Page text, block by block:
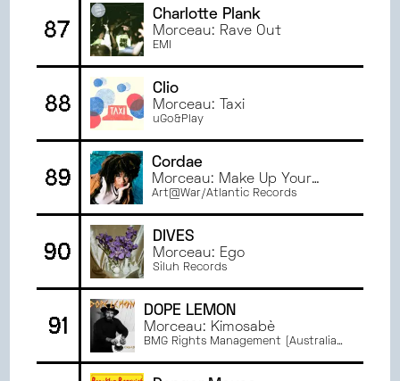
87
Charlotte Plank
Morceau: Rave Out
EMI
88
Clio
Morceau: Taxi
uGo&Play
89
Cordae
Morceau: Make Up Your
Mind
Art@War/Atlantic Records
90
DIVES
Morceau: Ego
Siluh Records
91
DOPE LEMON
Morceau: Kimosabè
BMG Rights Management (Australia)